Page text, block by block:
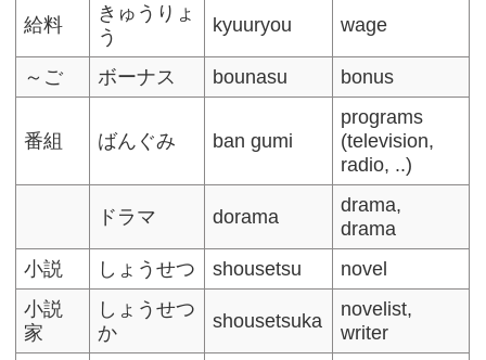
給料
きゅうりょ
う
kyuuryou wage
～ご ボーナス bounasu bonus
番組 ばんぐみ ban gumi
programs
(television,
radio, ..)
ドラマ dorama
drama,
drama
小説
しょうせつ shousetsu
novel
小説
家
しょうせつ
か
shousetsuka
novelist,
writer